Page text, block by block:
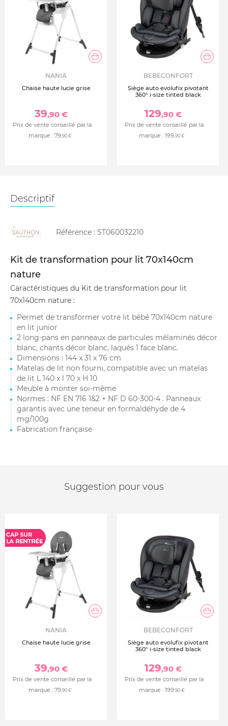
NANIA
Chaise haute lucie grise
39,90 €
Prix de vente conseillé par la
marque : 79,90 €
BEBECONFORT
Siège auto evolufix pivotant
360° i-size tinted black
129,90 €
Prix de vente conseillé par la
marque : 199,90 €
Descriptif
Référence : ST060032210
Kit de transformation pour lit 70x140cm
nature
Caractéristiques du Kit de transformation pour lit
70x140cm nature :
Permet de transformer votre lit bébé 70x140cm nature
en lit junior
2 long-pans en panneaux de particules mélaminés décor
blanc, chants décor blanc, laqués 1 face blanc.
Dimensions : 144 x 31 x 76 cm
Matelas de lit non fourni, compatible avec un matelas
de lit L 140 x l 70 x H 10
Meuble à monter soi-même
Normes : NF EN 716 1&2 + NF D 60-300-4 . Panneaux
garantis avec une teneur en formaldéhyde de 4
mg/100g
Fabrication française
Suggestion pour vous
NANIA
Chaise haute lucie grise
39,90 €
Prix de vente conseillé par la
marque : 79,90 €
BEBECONFORT
Siège auto evolufix pivotant
360° i-size tinted black
129,90 €
Prix de vente conseillé par la
marque : 199,90 €